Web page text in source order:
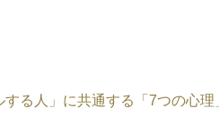
する人」に共通する「7つの心